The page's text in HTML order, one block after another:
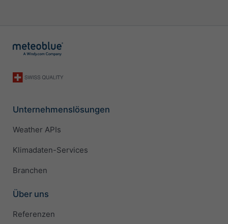
Unternehmenslösungen
Weather APIs
Klimadaten-Services
Branchen
Über uns
Referenzen